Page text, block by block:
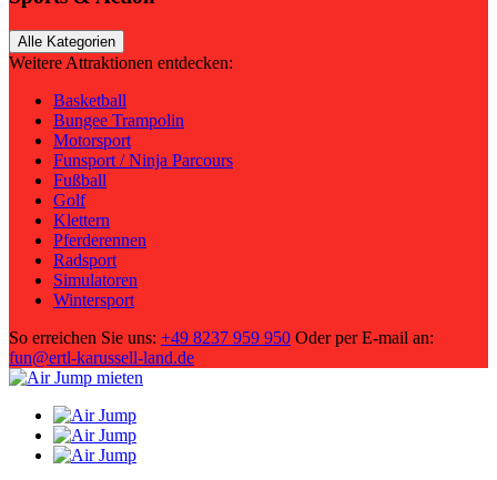
Alle Kategorien
Weitere Attraktionen entdecken:
Basketball
Bungee Trampolin
Motorsport
Funsport / Ninja Parcours
Fußball
Golf
Klettern
Pferderennen
Radsport
Simulatoren
Wintersport
So erreichen Sie uns: +49 8237 959 950 Oder per E-mail an:
fun@ertl-karussell-land.de